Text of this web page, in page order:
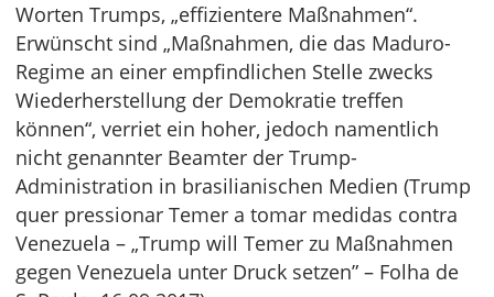
Worten Trumps, „effizientere Maßnahmen“.
Erwünscht sind „Maßnahmen, die das Maduro-
Regime an einer empfindlichen Stelle zwecks
Wiederherstellung der Demokratie treffen
können“, verriet ein hoher, jedoch namentlich
nicht genannter Beamter der Trump-
Administration in brasilianischen Medien (Trump
quer pressionar Temer a tomar medidas contra
Venezuela – „Trump will Temer zu Maßnahmen
gegen Venezuela unter Druck setzen” – Folha de